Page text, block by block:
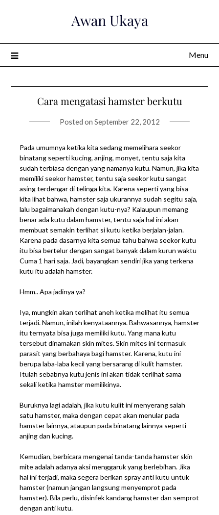
Awan Ukaya
Menu
Cara mengatasi hamster berkutu
Posted on September 22, 2012
Pada umumnya ketika kita sedang memelihara seekor
binatang seperti kucing, anjing, monyet, tentu saja kita
sudah terbiasa dengan yang namanya kutu. Namun, jika kita
memiliki seekor hamster, tentu saja seekor kutu sangat
asing terdengar di telinga kita. Karena seperti yang bisa
kita lihat bahwa, hamster saja ukurannya sudah segitu saja,
lalu bagaimanakah dengan kutu-nya? Kalaupun memang
benar ada kutu dalam hamster, tentu saja hal ini akan
membuat semakin terlihat si kutu ketika berjalan-jalan.
Karena pada dasarnya kita semua tahu bahwa seekor kutu
itu bisa bertelur dengan sangat banyak dalam kurun waktu
Cuma 1 hari saja. Jadi, bayangkan sendiri jika yang terkena
kutu itu adalah hamster.
Hmm.. Apa jadinya ya?
Iya, mungkin akan terlihat aneh ketika melihat itu semua
terjadi. Namun, inilah kenyataannya. Bahwasannya, hamster
itu ternyata bisa juga memiliki kutu. Yang mana kutu
tersebut dinamakan skin mites. Skin mites ini termasuk
parasit yang berbahaya bagi hamster. Karena, kutu ini
berupa laba-laba kecil yang bersarang di kulit hamster.
Itulah sebabnya kutu jenis ini akan tidak terlihat sama
sekali ketika hamster memilikinya.
Buruknya lagi adalah, jika kutu kulit ini menyerang salah
satu hamster, maka dengan cepat akan menular pada
hamster lainnya, ataupun pada binatang lainnya seperti
anjing dan kucing.
Kemudian, berbicara mengenai tanda-tanda hamster skin
mite adalah adanya aksi menggaruk yang berlebihan. Jika
hal ini terjadi, maka segera berikan spray anti kutu untuk
hamster (namun jangan langsung menyemprot pada
hamster). Bila perlu, disinfek kandang hamster dan semprot
dengan anti kutu.